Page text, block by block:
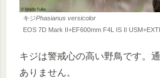
キジPhasianus versicolor
EOS 7D Mark II+EF600mm F4L IS II
キジは警戒心の高い野鳥です。
ありません。